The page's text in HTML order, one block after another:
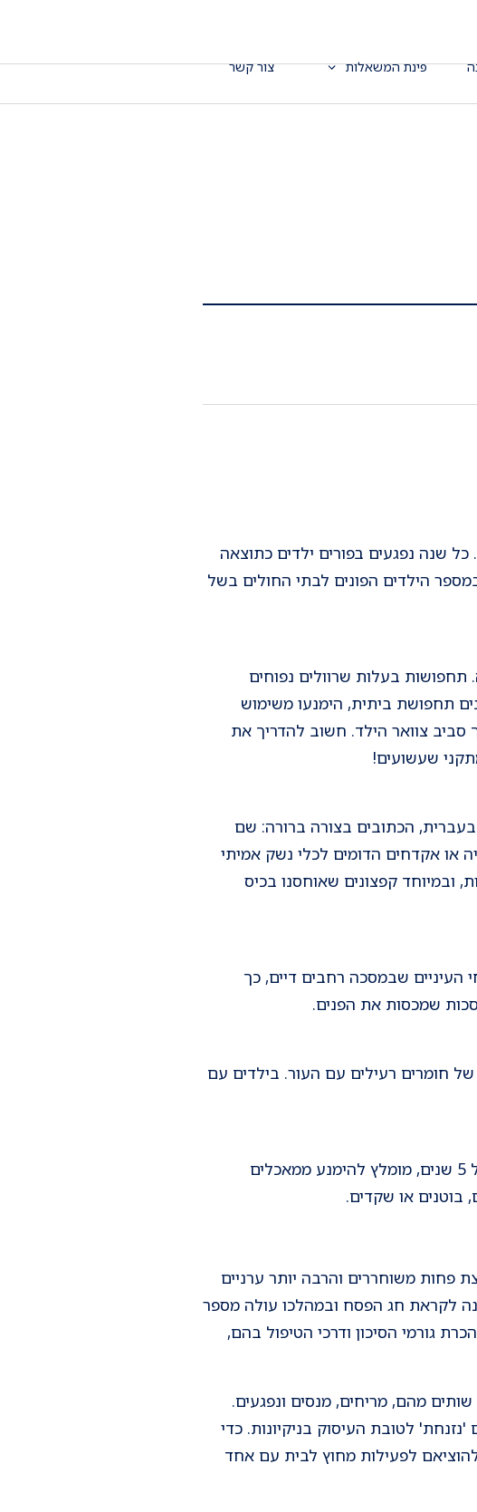
פינת המשאלות צור קשר
שנה נפגעים בפורים ילדים כתוצאה
הילדים הפונים לבתי החולים בשל
בעלות שרוולים נפוחים
תחפושת ביתית, הימנעו משימוש
סביב צוואר הילד. חשוב להדריך את
שעשועים!
בעברית, הכתובים בצורה ברורה: שם
או אקדחים הדומים לכלי נשק אמיתי
ובמיוחד קפצונים שאוחסנו בכיס
שבמסכה רחבים דיים, כך
חומרים רעילים עם העור. בילדים עם
מומלץ להתאים את משלוח המנות לגיל הילד. במשלוח מנות המיועד לילדים עד גיל 5 שנים, מומלץ להימנע ממאכלים
בוטנים או שקדים.
פחות משוחררים והרבה יותר ערניים
שנה לקראת חג הפסח ובמהלכו עולה מספר
גורמי הסיכון ודרכי הטיפול בהם,
חומרי הניקוי, שותים מהם, מריחים, מנסים ונפגעים.
לטובת העיסוק בניקיונות. כדי
להוציאם לפעילות מחוץ לבית עם אחד